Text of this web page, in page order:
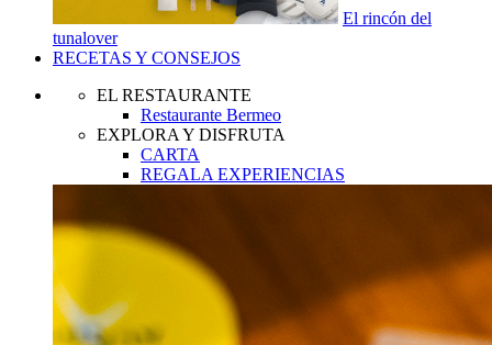
El rincón del
tunalover
RECETAS Y CONSEJOS
EL RESTAURANTE
Restaurante Bermeo
EXPLORA Y DISFRUTA
CARTA
REGALA EXPERIENCIAS